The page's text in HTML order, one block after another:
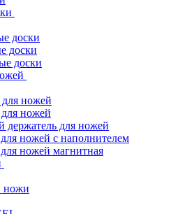
доски
доски
доски
ножей
ножей
держатель для ножей
ножей с наполнителем
ножей магнитная
ножи